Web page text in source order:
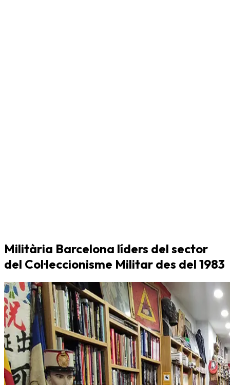
Militària Barcelona líders del sector
del Col·leccionisme Militar des del 1983